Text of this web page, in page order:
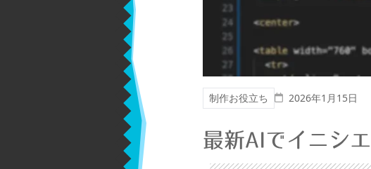
制作お役立ち 投稿日
2026年1月15日
最新AIでイニシ